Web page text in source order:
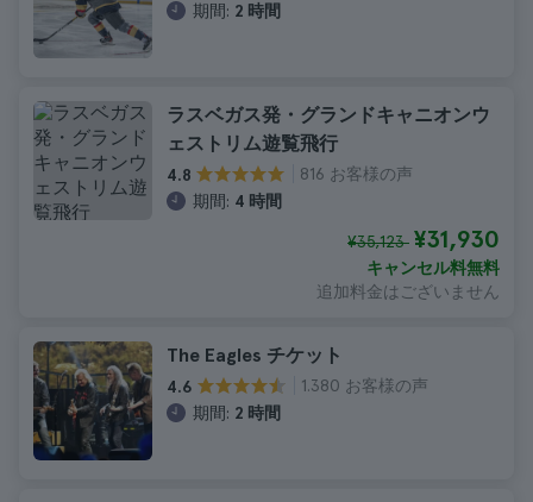
期間: 2 時間
ラスベガス発・グランドキャニオンウ
ェストリム遊覧飛行
4.8
816 お客様の声
期間: 4 時間
¥35,123 ¥31,930
キャンセル料無料
追加料金はございません
The Eagles チケット
4.6
1.380 お客様の声
期間: 2 時間